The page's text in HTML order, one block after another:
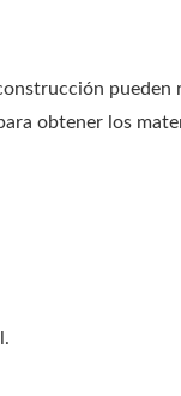
pueden
obtener los